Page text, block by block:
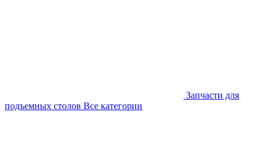
Запчасти для
подъемных столов Все категории